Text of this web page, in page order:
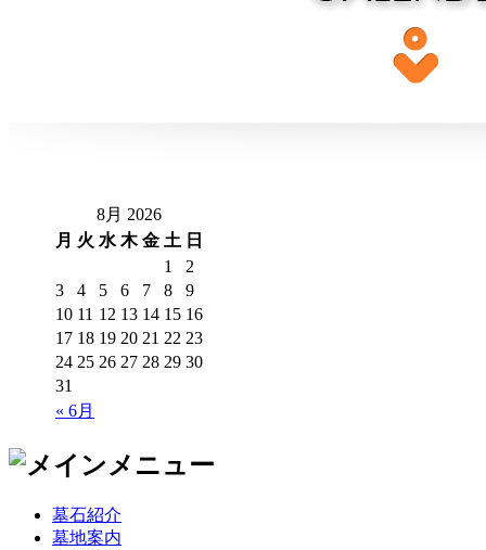
8月 2026
月 火 水 木 金 土 日
« 6月
1
2
3
4 5 6 7 8
9
10 11 12 13 14 15 16
17 18 19 20 21 22 23
24 25 26 27 28 29 30
31
墓石紹介
墓地案内